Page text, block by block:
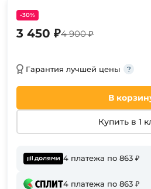
-30%
3 450 ₽4 900 ₽
Гарантия лучшей цены
В
Купить в 1
4 платежа по 863 ₽
4 платежа по 863 ₽